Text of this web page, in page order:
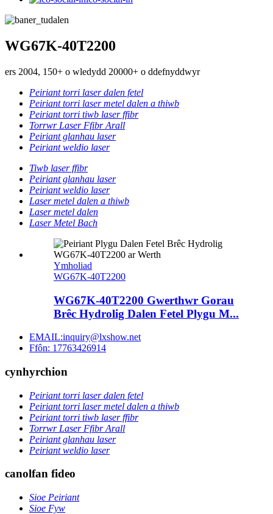
WG67K-40T2200
ers 2004, 150+ o wledydd 20000+ o ddefnyddwyr
Peiriant torri laser dalen fetel
Peiriant torri laser metel dalen a thiwb
Peiriant torri tiwb laser ffibr
Torrwr Laser Ffibr Arall
Peiriant glanhau laser
Peiriant weldio laser
Tiwb laser ffibr
Peiriant glanhau laser
Peiriant weldio laser
Laser metel dalen a thiwb
Laser metel dalen
Laser Metel Bach
Ymholiad
WG67K-40T2200
WG67K-40T2200 Gwerthwr Gorau
Brêc Hydrolig Dalen Fetel Plygu M...
EMAIL:inquiry@lxshow.net
Ffôn: 17763426914
cynhyrchion
Peiriant torri laser dalen fetel
Peiriant torri laser metel dalen a thiwb
Peiriant torri tiwb laser ffibr
Torrwr Laser Ffibr Arall
Peiriant glanhau laser
Peiriant weldio laser
canolfan fideo
Sioe Peiriant
Sioe Fyw